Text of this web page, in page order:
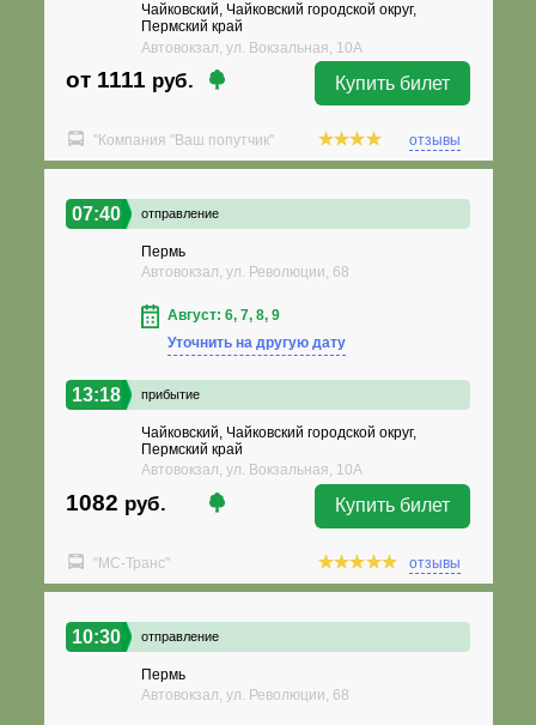
Чайковский, Чайковский городской округ,
Пермский край
Автовокзал, ул. Вокзальная, 10А
от 1111 руб. Купить билет
"Компания "Ваш попутчик" отзывы
07:40 отправление
Пермь
Автовокзал, ул. Революции, 68
Август: 6, 7, 8, 9
Уточнить на другую дату
13:18 прибытие
Чайковский, Чайковский городской округ,
Пермский край
Автовокзал, ул. Вокзальная, 10А
1082 руб. Купить билет
"МС-Транс" отзывы
10:30 отправление
Пермь
Автовокзал, ул. Революции, 68